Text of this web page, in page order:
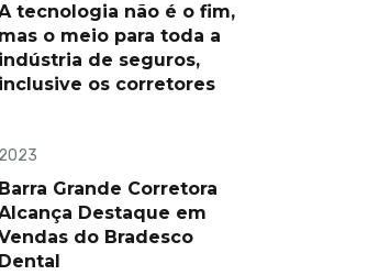
tecnologia não é o fim,
mas o meio para toda a
indústria de seguros,
inclusive os corretores
2023
Barra Grande Corretora
Destaque em
do Bradesco
Dental